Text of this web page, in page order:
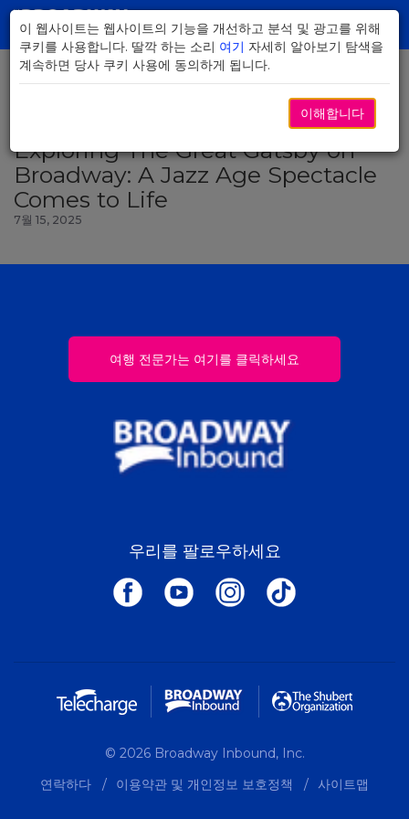
Skip
Main
Content
Exploring The Great Gatsby on
Broadway: A Jazz Age Spectacle
Comes to Life
7월 15, 2025
이 웹사이트는 웹사이트의 기능을 개선하고 분석 및 광고를 위해
쿠키를 사용합니다. 딸깍 하는 소리 여기 자세히 알아보기 탐색을
계속하면 당사 쿠키 사용에 동의하게 됩니다.
이해합니다
여행 전문가는 여기를 클릭하세요
우리를 팔로우하세요
© 2026 Broadway Inbound, Inc.
연락하다
이용약관 및 개인정보 보호정책 사이트맵